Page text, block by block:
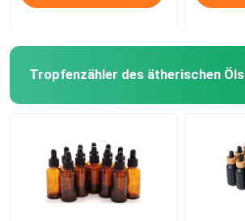
Tropfenzähler des ätherischen Öls